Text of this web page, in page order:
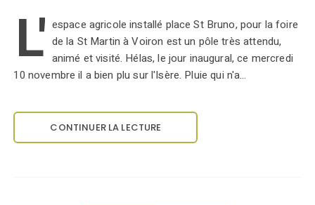
L' espace agricole installé place St Bruno, pour la foire
de la St Martin à Voiron est un pôle très attendu,
animé et visité. Hélas, le jour inaugural, ce mercredi
10 novembre il a bien plu sur l'Isère. Pluie qui n'a…
CONTINUER LA LECTURE